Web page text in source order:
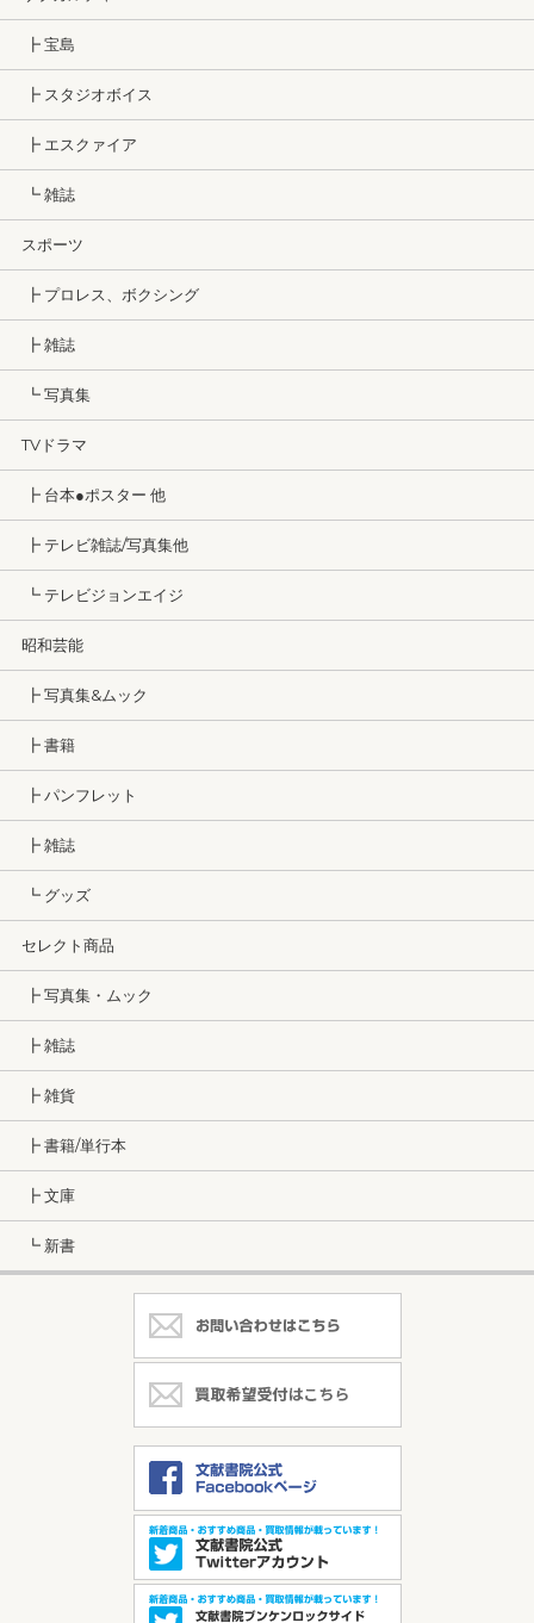
┣ 宝島
┣ スタジオボイス
┣ エスクァイア
┗ 雑誌
スポーツ
┣ プロレス、ボクシング
┣ 雑誌
┗ 写真集
TVドラマ
┣ 台本●ポスター 他
┣ テレビ雑誌/写真集他
┗ テレビジョンエイジ
昭和芸能
┣ 写真集&ムック
┣ 書籍
┣ パンフレット
┣ 雑誌
┗ グッズ
セレクト商品
┣ 写真集・ムック
┣ 雑誌
┣ 雑貨
┣ 書籍/単行本
┣ 文庫
┗ 新書